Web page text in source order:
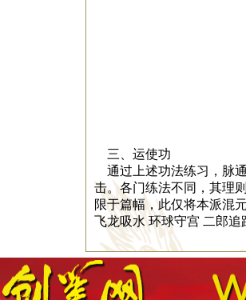
三、运使功
通过上述功法练习，脉
击。各门练法不同，其理
限于篇幅，此仅将本派混
飞龙吸水 环球守宫 二郎追